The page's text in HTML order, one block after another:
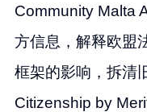
Community Malta
方信息，解释欧盟
框架的影响，拆清
Citizenship by